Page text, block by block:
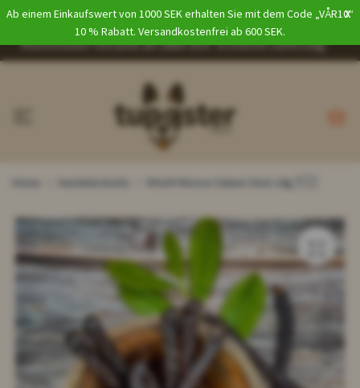
x
Ab einem Einkaufswert von 1000 SEK erhalten Sie mit dem Code „VÅR10“
10 % Rabatt. Versandkostenfrei ab 600 SEK.
Inkl. MwSt.
EUR
Kostenloser Versand ab 1800 SEK. Schnelle Lieferung.
Hundeleckerlis RAUH! Moose Salami Stick 18g 🇫🇮